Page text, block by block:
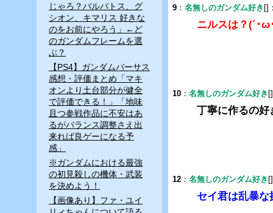
9 ： 名無しのガンダム好き []
ニルスは？(´･ω
10 ： 名無しのガンダム好き
丁寧に作るの好
12 ： 名無しのガンダム好き
セイ君は乱暴
じゃろ？バルバトス、グ
シオン、キマリス 好きな
のをお前にやろう」←ど
のガンダムフレームを選
ぶ？
【PS4】ガンダムバーサス
感想・評価まとめ「マキ
オンより土台部分が健全
で評価できる！」「地味
且つ参戦作品に不安はあ
るがバランス調整さえ出
来れば良ゲーになる予
感」
※ガンダムにおける最強
の初見殺しの機体・武装
を決めよう！
【画像あり】ファ・ユイ